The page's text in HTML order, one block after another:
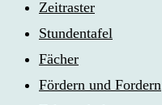
Zeitraster
Stundentafel
Fächer
Fördern und Fordern